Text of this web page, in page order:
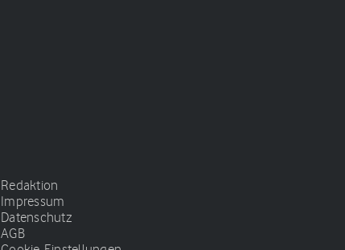
Redaktion
Impressum
Datenschutz
AGB